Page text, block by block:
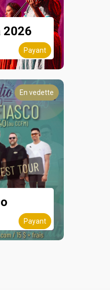
2026
Payant
En vedette
Payant